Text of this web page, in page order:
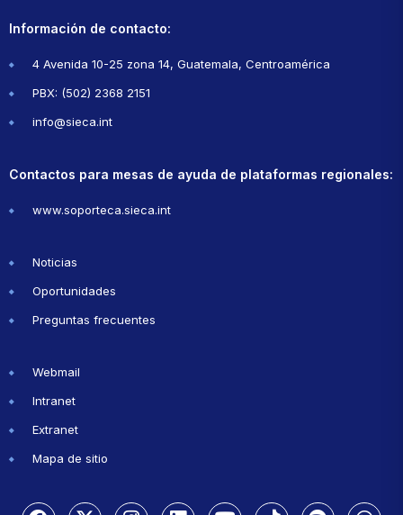
Información de contacto:
4 Avenida 10-25 zona 14, Guatemala, Centroamérica
PBX: (502) 2368 2151
info@sieca.int
Contactos para mesas de ayuda de plataformas regionales:
www.soporteca.sieca.int
Noticias
Oportunidades
Preguntas frecuentes
Webmail
Intranet
Extranet
Mapa de sitio